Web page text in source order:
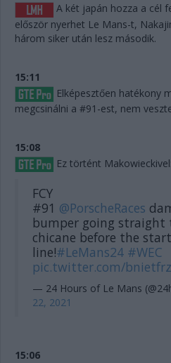
A két japán hozza a cél
először nyerhet Le Mans-t,
három siker után lesz második.
15:11
Elképesztően hatékony
megcsinálni a #91-est, nem
15:08
Ez történt Makowieckivel:
FCY
#91 @PorscheRaces
bumper going
chicane before the
line!#LeMans24 #WEC
pic.twitter.com/
— 24 Hours of Le Mans
22, 2021
15:06